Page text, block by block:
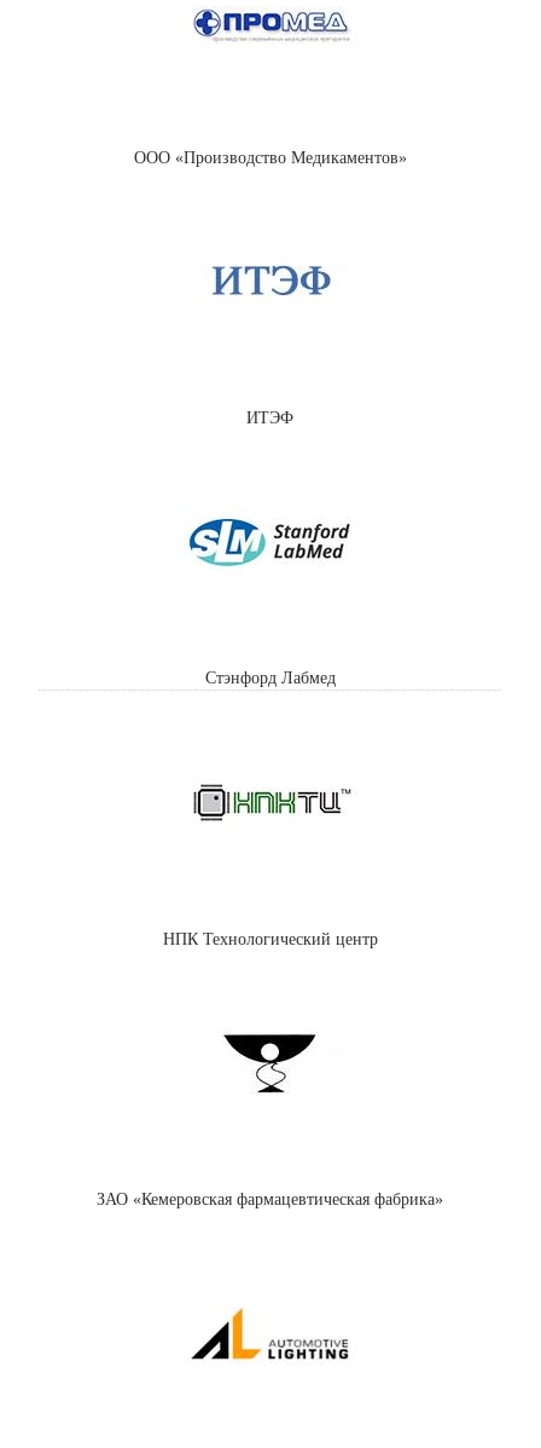
ООО «Производство Медикаментов»
ИТЭФ
Стэнфорд Лабмед
НПК Технологический центр
ЗАО «Кемеровская фармацевтическая фабрика»